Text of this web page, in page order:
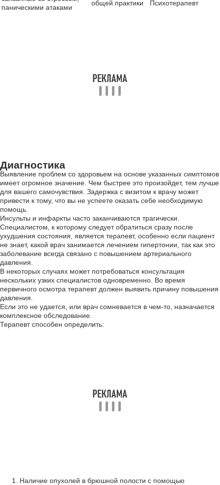
паническими атаками
общей практики Психотерапевт
Диагностика
Выявление проблем со здоровьем на основе указанных симптомов
имеет огромное значение. Чем быстрее это произойдет, тем лучше
для вашего самочувствия. Задержка с визитом к врачу может
привести к тому, что вы не успеете оказать себе необходимую
помощь.
Инсульты и инфаркты часто заканчиваются трагически.
Специалистом, к которому следует обратиться сразу после
ухудшения состояния, является терапевт, особенно если пациент
не знает, какой врач занимается лечением гипертонии, так как это
заболевание всегда связано с повышением артериального
давления.
В некоторых случаях может потребоваться консультация
нескольких узких специалистов одновременно. Во время
первичного осмотра терапевт должен выявить причину повышения
давления.
Если это не удается, или врач сомневается в чем-то, назначается
комплексное обследование.
Терапевт способен определить:
Наличие опухолей в брюшной полости с помощью